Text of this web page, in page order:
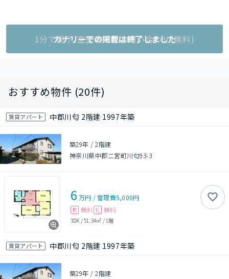
1分で完了!空室状況をお問い合わせ(無料)
カナリーでの掲載は終了しました
おすすめ物件 (20件)
賃貸アパート 中郡川匂 2階建 1997年築
築29年 /2階建
神奈川県中郡二宮町川匂93-3
6 万円 /管理費5,000円
敷 無料 礼 無料
3DK /51.34㎡ / 1階
賃貸アパート 中郡川匂 2階建 1997年築
築29年 /2階建